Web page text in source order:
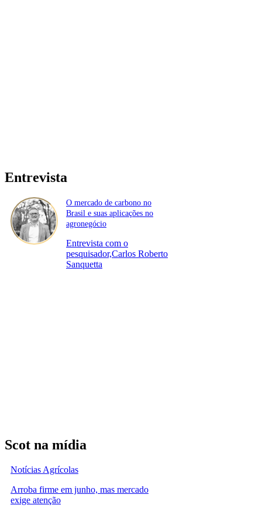
Entrevista
O mercado de carbono no
Brasil e suas aplicações no
agronegócio
Entrevista com o
pesquisador,Carlos Roberto
Sanquetta
Scot na mídia
Notícias Agrícolas
Arroba firme em junho, mas mercado
exige atenção